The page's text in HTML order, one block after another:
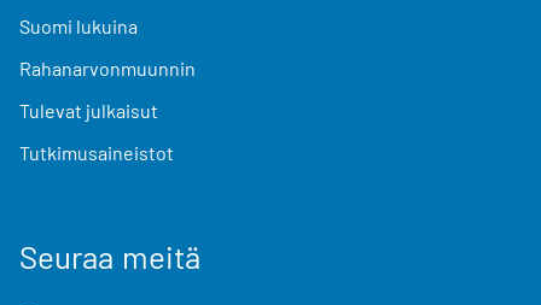
Suomi lukuina
Rahanarvonmuunnin
Tulevat julkaisut
Tutkimusaineistot
Seuraa meitä